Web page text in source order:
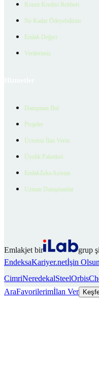
Konut Kredisi Rehberi
Ne Kadar Ödeyebilirim
Emlak Değeri
Verilerimiz
Danışman Bul
Projeler
Ücretsiz İlan Verin
Üyelik Paketleri
EmlakZeka Asistan
Uzman Danışmanlar
Emlakjet bir
grup
EndeksaKariyer.netİşin Olsun
CimriNeredekalSteelOrbis
AraFavorilerimİlan Ver